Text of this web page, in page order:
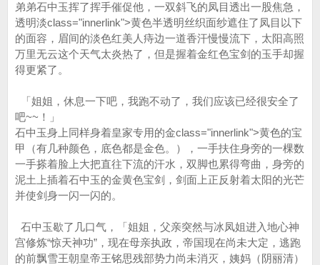
弟弟石中玉挥了挥手催促他，一双斜飞的凤目透出一股焦急，
透明淡class="innerlink">黄色半透明丝织面纱遮住了凤目以下
的面容，眉间的淡色红美人痔边一道香汗慢慢流下，太阳高照
万里无云这个天气太炎热了，但是握着金红色宝剑的玉手却握
得更紧了。
「姐姐，休息一下吧，我跑不动了，我们应该已经很安全了
吧~~！」
石中玉身上同样身着皇家专用的金class="innerlink">黄色的宝
甲（有几种颜色，底色都是金色。），一手扶住身旁的一棵数
一手搽着脸上大把直往下流的汗水，双脚也累得弯曲，身旁的
泥土上插着石中玉的金黄色宝剑，剑面上正反射着太阳的光芒
并使剑身一闪一闪的。
石中玉歇了几口气，「姐姐，父亲突然与冰凤姐进入地心神
宫修炼“惊天神功”，现在母亲执政，帝国现在尚未大定，逃跑
的前飘雪王朝皇帝王铭思残部势力尚未消灭，姨妈（阴丽清）